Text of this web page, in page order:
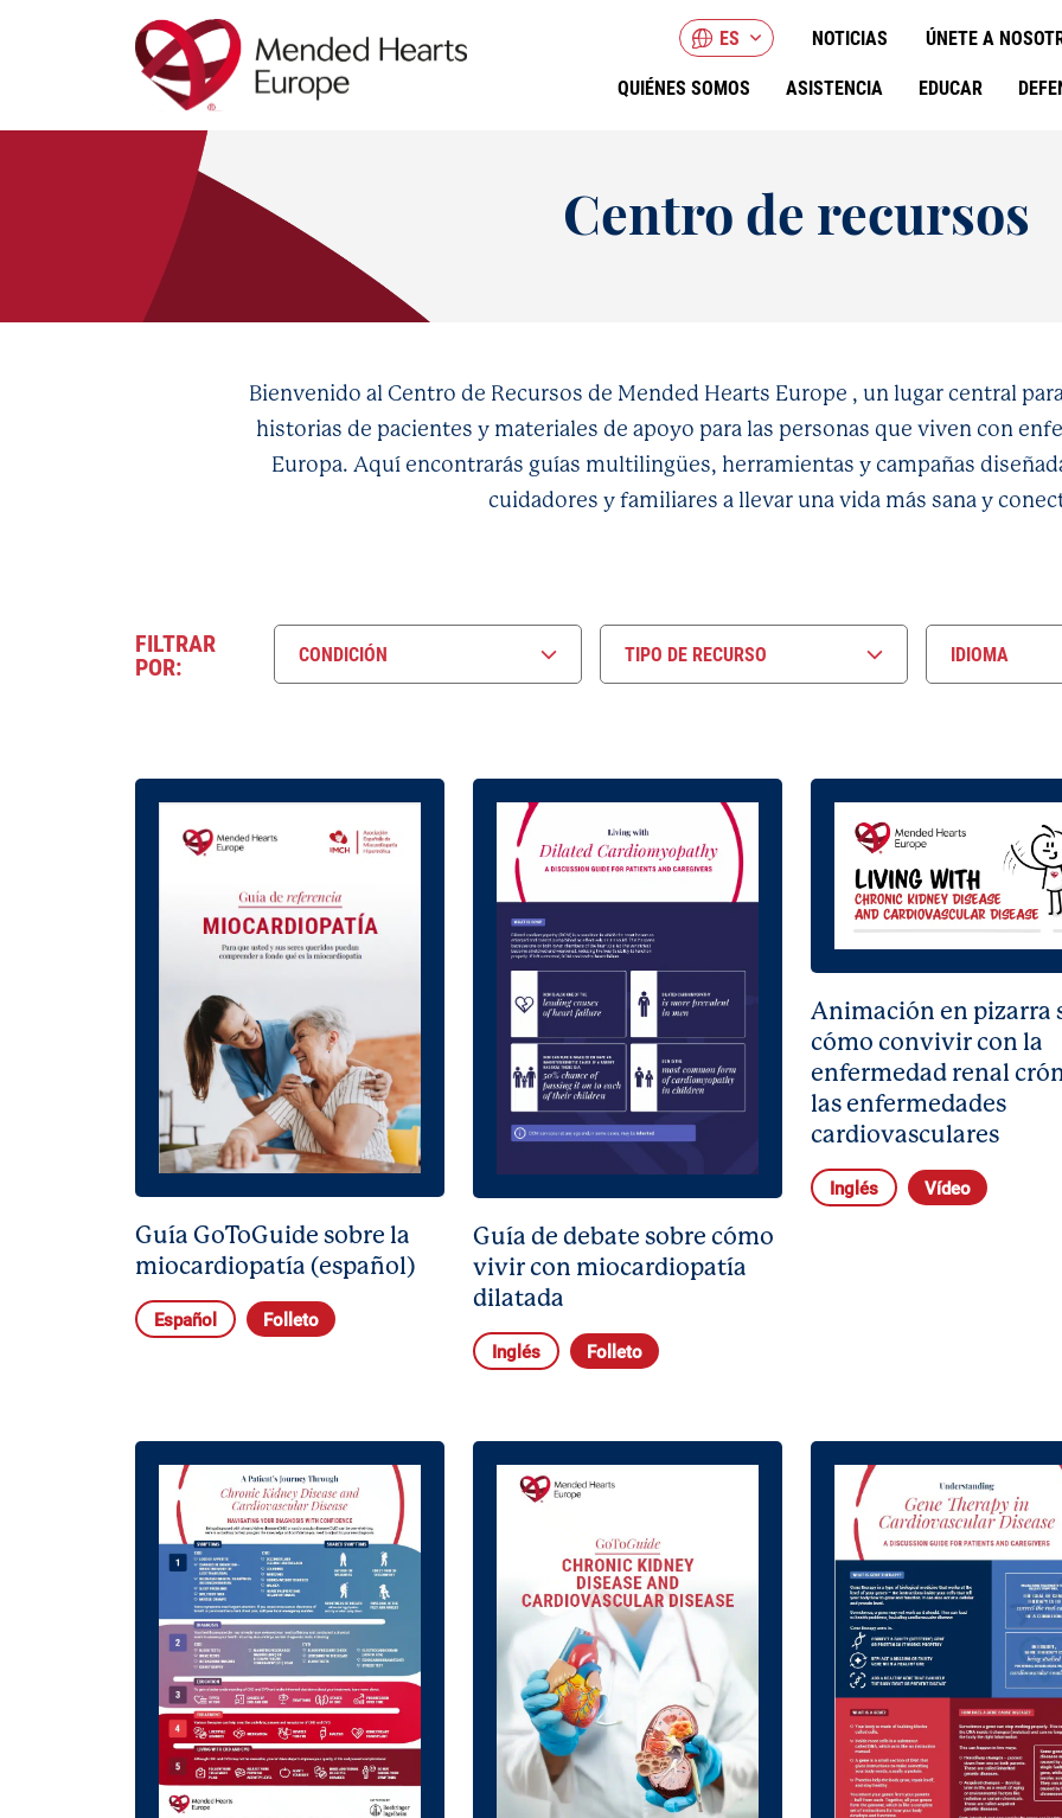
ES NOTICIAS ÚNETE A
QUIÉNES SOMOS ASISTENCIA EDUCAR
Centro de recursos
Bienvenido al Centro de Recursos de Mended Hearts Europe , un lugar central
historias de pacientes y materiales de apoyo para las personas que viven con
Europa. Aquí encontrarás guías multilingües, herramientas y campañas
cuidadores y familiares a llevar una vida más sana y
FILTRAR
POR: CONDICIÓN TIPO DE RECURSO IDIOMA
Guía GoToGuide sobre la
miocardiopatía (español)
Español Folleto
Guía de debate sobre cómo
vivir con miocardiopatía
dilatada
Inglés Folleto
Animación en pizarra
cómo convivir con la
enfermedad renal
las enfermedades
cardiovasculares
Inglés Vídeo